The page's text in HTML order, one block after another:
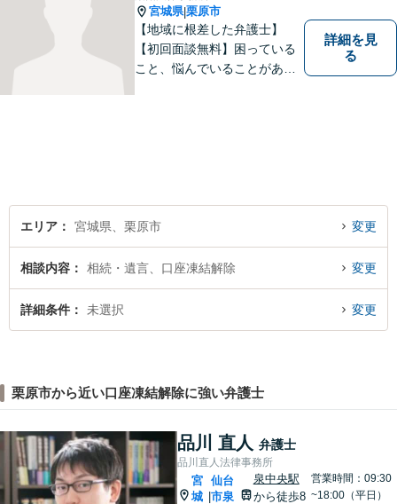
宮城県|栗原市
【地域に根差した弁護士】
【初回面談無料】困っている
こと、悩んでいることがあっ
応可能】
詳細を見
る
エリア 宮城県、栗原市 変更
相談内容 相続・遺言、口座凍結解除 変更
詳細条件 未選択 変更
栗原市から近い口座凍結解除に強い弁護士
品川 直人 弁護士
品川直人法律事務所
宮
城
仙台
市泉
泉中央駅
から徒歩8
営業時間：09:30
~18:00（平日）